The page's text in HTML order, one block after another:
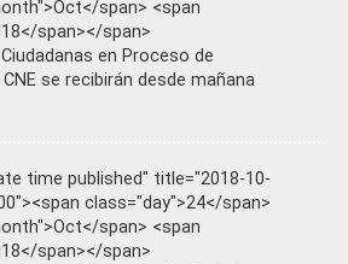
span> <span
span></span>
en Proceso de
se recibirán desde mañana
time published" title="2018-10-
class="day">24</span>
span> <span
span></span>